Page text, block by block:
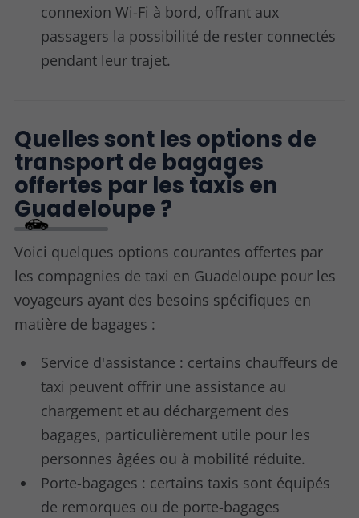
connexion Wi-Fi à bord, offrant aux
passagers la possibilité de rester connectés
pendant leur trajet.
Quelles sont les options de
transport de bagages
offertes par les taxis en
Guadeloupe ?
Voici quelques options courantes offertes par
les compagnies de taxi en Guadeloupe pour les
voyageurs ayant des besoins spécifiques en
matière de bagages :
Service d'assistance : certains chauffeurs de
taxi peuvent offrir une assistance au
chargement et au déchargement des
bagages, particulièrement utile pour les
personnes âgées ou à mobilité réduite.
Porte-bagages : certains taxis sont équipés
de remorques ou de porte-bagages